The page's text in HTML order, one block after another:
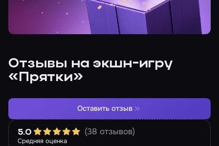
Отзывы на экшн-игру
«Прятки»
Средняя оценка
5.0 (38 отзывов)
Оставить отзыв